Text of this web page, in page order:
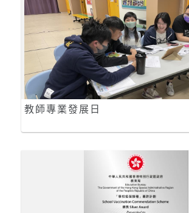
教師專業發展日